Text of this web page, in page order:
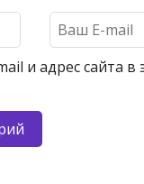
и адрес сайта